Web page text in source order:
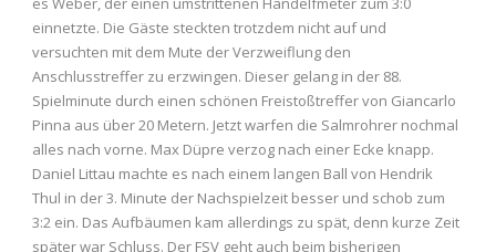
einnetzte. Die Gäste steckten trotzdem nicht auf und
versuchten mit dem Mute der Verzweiflung den
Anschlusstreffer zu erzwingen. Dieser gelang in der 88.
Spielminute durch einen schönen Freistoßtreffer von Giancarlo
Pinna aus über 20 Metern. Jetzt warfen die Salmrohrer nochmal
alles nach vorne. Max Düpre verzog nach einer Ecke knapp.
Daniel Littau machte es nach einem langen Ball von Hendrik
Thul in der 3. Minute der Nachspielzeit besser und schob zum
3:2 ein. Das Aufbäumen kam allerdings zu spät, denn kurze Zeit
später war Schluss. Der FSV geht auch beim bisherigen